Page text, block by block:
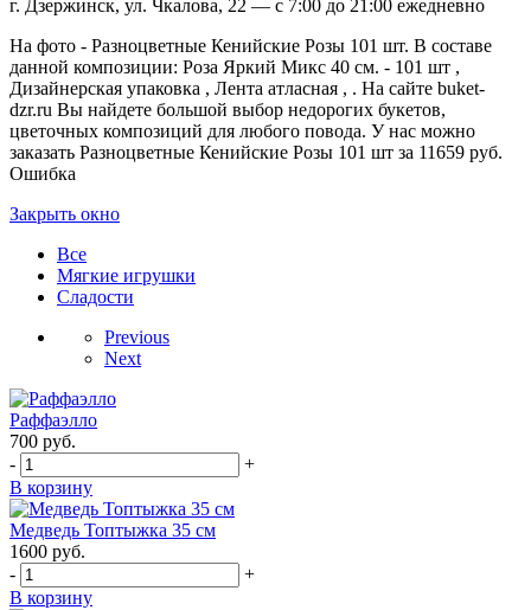
г. Дзержинск, ул. Чкалова, 22 — с 7:00 до 21:00 ежедневно
На фото - Разноцветные Кенийские Розы 101 шт. В составе
данной композиции: Роза Яркий Микс 40 см. - 101 шт ,
Дизайнерская упаковка , Лента атласная , . На сайте buket-
dzr.ru Вы найдете большой выбор недорогих букетов,
цветочных композиций для любого повода. У нас можно
заказать Разноцветные Кенийские Розы 101 шт за 11659 руб.
Ошибка
Закрыть окно
Все
Мягкие игрушки
Сладости
Previous
Next
Раффаэлло
700 руб.
-
+
В корзину
Медведь Топтыжка 35 см
1600 руб.
-
+
В корзину